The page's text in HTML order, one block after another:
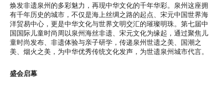
焕发非遗泉州的多彩魅力，再现中华文化的千年华彩。泉州这座拥
有千年历史的城市，不仅是海上丝绸之路的起点、宋元中国世界海
洋贸易中心，更是中华文化与世界文明交汇的璀璨明珠。第七届中
国国际儿童时尚周以泉州海丝非遗、宋元文化为缘起，通过聚焦儿
童时尚发布、非遗体验与亲子研学，传递泉州世遗之美、国潮之
美、烟火之美，为中华优秀传统文化发声，为世遗泉州城市代言。
盛会启幕